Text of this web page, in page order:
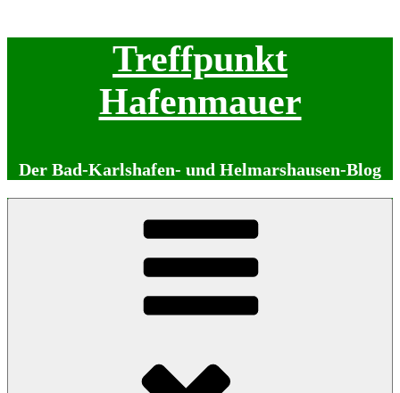
Treffpunkt
Hafenmauer
Der Bad-Karlshafen- und Helmarshausen-Blog